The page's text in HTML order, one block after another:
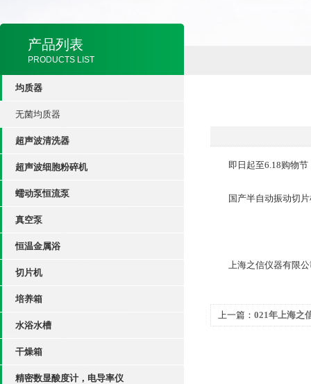
产品列表
PRODUCTS LIST
均质器
无菌均质器
超声波清洗器
超声波细胞粉碎机
蠕动泵恒流泵
真空泵
恒温金属浴
切片机
培养箱
水浴水槽
干燥箱
精密数显酸度计，电导率仪
即日起至6.18购物节
国产半自动振动切片
上海之信仪器有限公
上一篇： 021年上海之